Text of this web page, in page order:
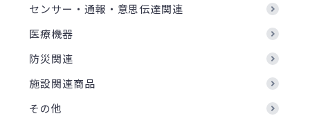
センサー・通報・意思伝達関連
医療機器
防災関連
施設関連商品
その他